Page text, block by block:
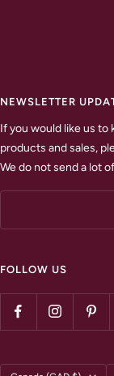
NEWSLETTER
If you would like us to
products and sales,
We do not send a lot
FOLLOW US
Paese/Area